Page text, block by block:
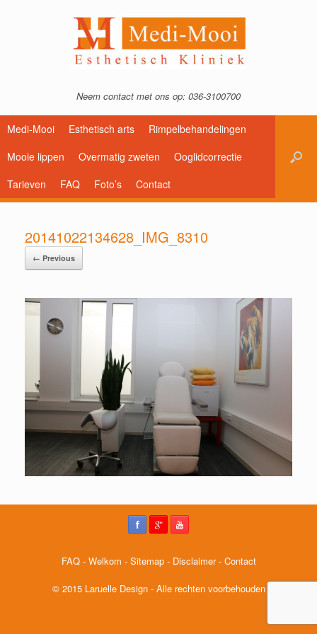
Neem contact met ons op: 036-3100700
Medi-Mooi Esthetisch arts
Rimpelbehandelingen
Mooie lippen
Overmatig zweten
Ooglidcorrectie
Tarieven
FAQ Foto’s Contact
20141022134628_IMG_8310
← Previous
FAQ- Welkom - Sitemap- Disclaimer- Contact
© 2015 Laruelle Design - Alle rechten voorbehouden